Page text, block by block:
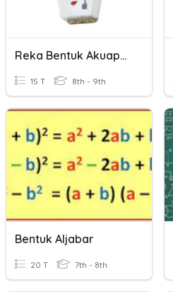
Reka Bentuk Akuaponik
15 T 8th - 9th
Bentuk Aljabar
20 T 7th - 8th